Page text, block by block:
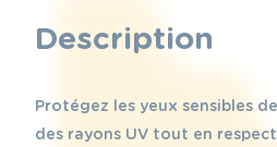
Description
Protégez les yeux sensibles
des rayons UV tout en